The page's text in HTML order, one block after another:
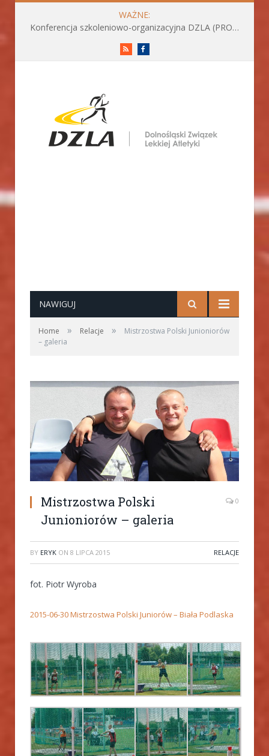
WAŻNE:
Konferencja szkoleniowo-organizacyjna DZLA (PROGRAM już do pobrania)
RSS
NAWIGUJ
Home » Relacje »
Mistrzostwa Polski Junioniorów
– galeria
Mistrzostwa Polski
Junioniorów – galeria
0
BY ERYK ON 8 LIPCA 2015 RELACJE
fot. Piotr Wyroba
2015-06-30 Mistrzostwa Polski Juniorów – Biała Podlaska